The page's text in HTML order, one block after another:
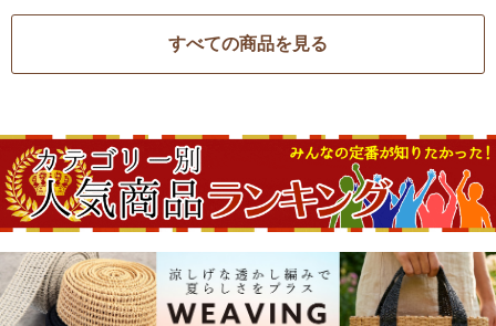
すべての商品を見る